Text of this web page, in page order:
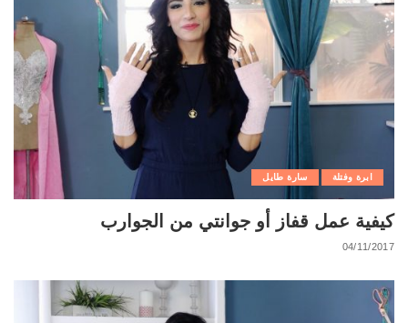
ابرة وفتلة سارة طايل
كيفية عمل قفاز أو جوانتي من الجوارب
04/11/2017